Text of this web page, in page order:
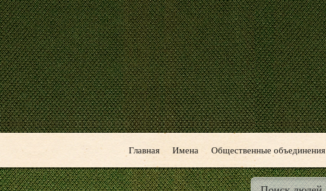
Главная Имена Общественные объединения